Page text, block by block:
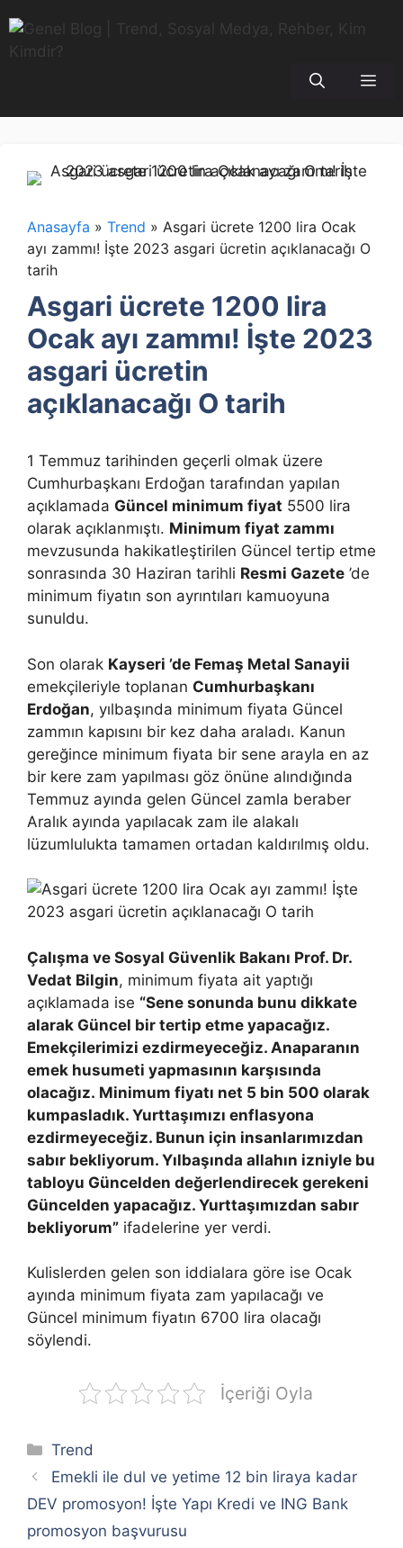
atla
Anasayfa » Trend » Asgari ücrete 1200 lira Ocak
ayı zammı! İşte 2023 asgari ücretin açıklanacağı O
tarih
Asgari ücrete 1200 lira
Ocak ayı zammı! İşte 2023
asgari ücretin
açıklanacağı O tarih
1 Temmuz tarihinden geçerli olmak üzere
Cumhurbaşkanı Erdoğan tarafından yapılan
açıklamada Güncel minimum fiyat 5500 lira
olarak açıklanmıştı. Minimum fiyat zammı
mevzusunda hakikatleştirilen Güncel tertip etme
sonrasında 30 Haziran tarihli Resmi Gazete ’de
minimum fiyatın son ayrıntıları kamuoyuna
sunuldu.
Son olarak Kayseri ’de Femaş Metal Sanayii
emekçileriyle toplanan Cumhurbaşkanı
Erdoğan, yılbaşında minimum fiyata Güncel
zammın kapısını bir kez daha araladı. Kanun
gereğince minimum fiyata bir sene arayla en az
bir kere zam yapılması göz önüne alındığında
Temmuz ayında gelen Güncel zamla beraber
Aralık ayında yapılacak zam ile alakalı
lüzumlulukta tamamen ortadan kaldırılmış oldu.
Çalışma ve Sosyal Güvenlik Bakanı Prof. Dr.
Vedat Bilgin, minimum fiyata ait yaptığı
açıklamada ise “Sene sonunda bunu dikkate
alarak Güncel bir tertip etme yapacağız.
Emekçilerimizi ezdirmeyeceğiz. Anaparanın
emek husumeti yapmasının karşısında
olacağız. Minimum fiyatı net 5 bin 500 olarak
kumpasladık. Yurttaşımızı enflasyona
ezdirmeyeceğiz. Bunun için insanlarımızdan
sabır bekliyorum. Yılbaşında allahın izniyle bu
tabloyu Güncelden değerlendirecek gerekeni
Güncelden yapacağız. Yurttaşımızdan sabır
bekliyorum” ifadelerine yer verdi.
Kulislerden gelen son iddialara göre ise Ocak
ayında minimum fiyata zam yapılacağı ve
Güncel minimum fiyatın 6700 lira olacağı
söylendi.
İçeriği Oyla
Kategoriler
Trend
Emekli ile dul ve yetime 12 bin liraya kadar
DEV promosyon! İşte Yapı Kredi ve ING Bank
promosyon başvurusu